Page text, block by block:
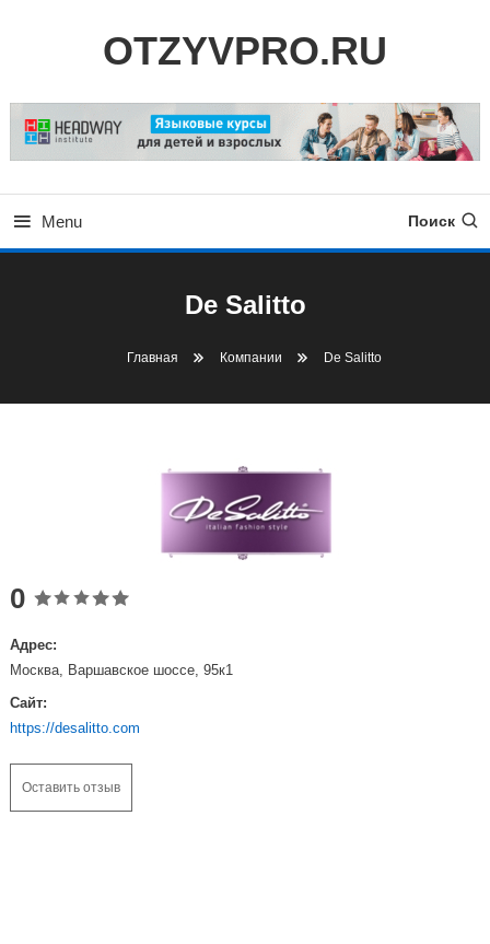
OTZYVPRO.RU
Menu Поиск
De Salitto
Главная Компании De Salitto
0
Адрес:
Москва, Варшавское шоссе, 95к1
Сайт:
https://desalitto.com
Оставить отзыв